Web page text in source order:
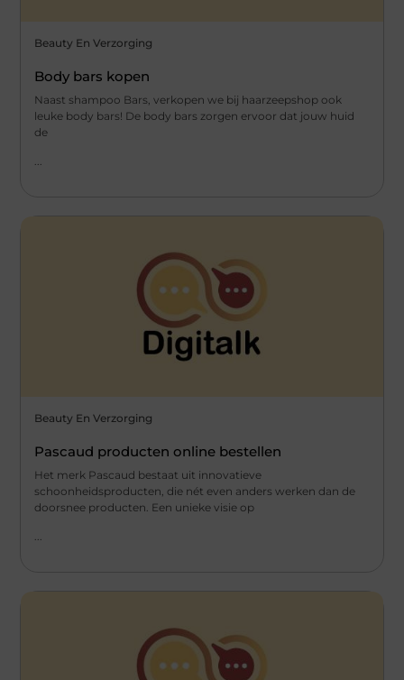
Beauty En Verzorging
Body bars kopen
Naast shampoo Bars, verkopen we bij haarzeepshop ook
leuke body bars! De body bars zorgen ervoor dat jouw huid
de
Beauty En Verzorging
Pascaud producten online bestellen
Het merk Pascaud bestaat uit innovatieve
schoonheidsproducten, die nét even anders werken dan de
doorsnee producten. Een unieke visie op
...